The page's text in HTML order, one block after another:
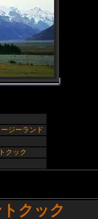
ジーランド
クック
クック